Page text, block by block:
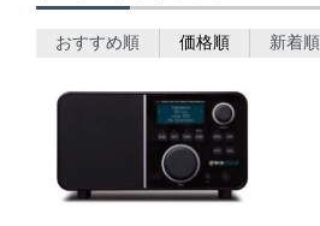
おすすめ順 価格順 新着順